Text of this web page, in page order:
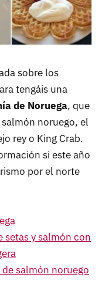
sobre los
tengáis una
de Noruega, que
noruego, el
rey o King Crab.
si este año
por el norte
setas y salmón con
salmón noruego